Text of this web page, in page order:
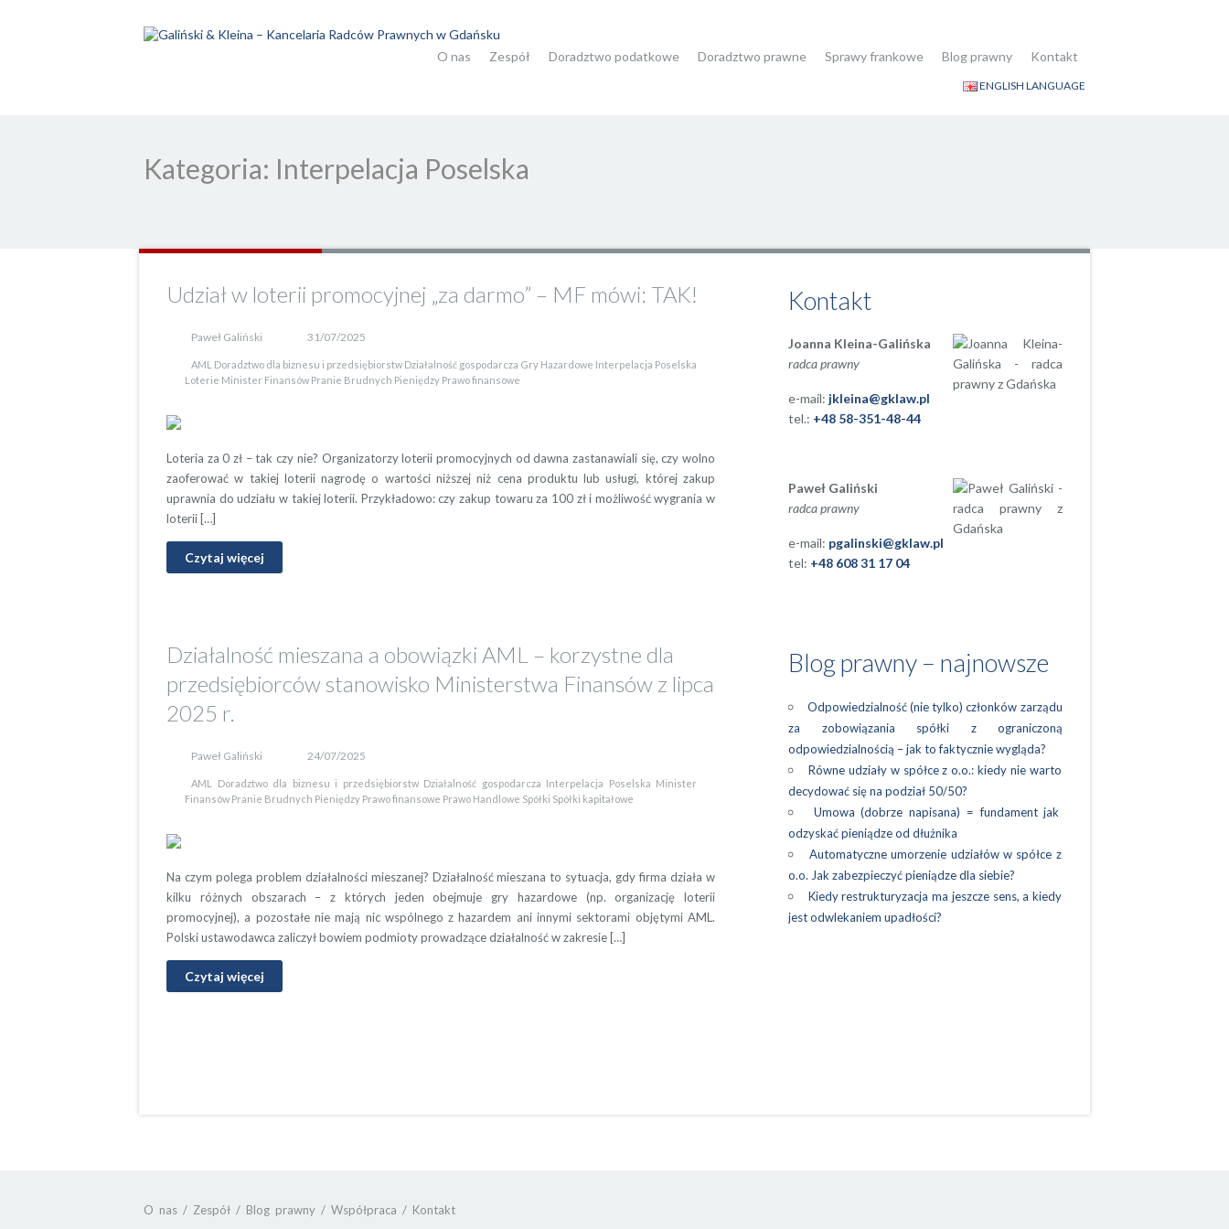
O nas Zespół Doradztwo podatkowe Doradztwo prawne Sprawy frankowe Blog prawny Kontakt
ENGLISH LANGUAGE
Kategoria: Interpelacja Poselska
Udział w loterii promocyjnej „za darmo” – MF mówi: TAK!
Paweł Galiński 31/07/2025
AML Doradztwo dla biznesu i przedsiębiorstw Działalność gospodarcza Gry Hazardowe Interpelacja Poselska
Loterie Minister Finansów Pranie Brudnych Pieniędzy Prawo finansowe
Loteria za 0 zł – tak czy nie? Organizatorzy loterii promocyjnych od dawna zastanawiali się, czy wolno
zaoferować w takiej loterii nagrodę o wartości niższej niż cena produktu lub usługi, której zakup
uprawnia do udziału w takiej loterii. Przykładowo: czy zakup towaru za 100 zł i możliwość wygrania w
loterii […]
Czytaj więcej
Działalność mieszana a obowiązki AML – korzystne dla
przedsiębiorców stanowisko Ministerstwa Finansów z lipca
2025 r.
Paweł Galiński 24/07/2025
AML Doradztwo dla biznesu i przedsiębiorstw Działalność gospodarcza Interpelacja Poselska Minister
Finansów Pranie Brudnych Pieniędzy Prawo finansowe Prawo Handlowe Spółki Spółki kapitałowe
Na czym polega problem działalności mieszanej? Działalność mieszana to sytuacja, gdy firma działa w
kilku różnych obszarach – z których jeden obejmuje gry hazardowe (np. organizację loterii
promocyjnej), a pozostałe nie mają nic wspólnego z hazardem ani innymi sektorami objętymi AML.
Polski ustawodawca zaliczył bowiem podmioty prowadzące działalność w zakresie […]
Czytaj więcej
Kontakt
Joanna Kleina-Galińska
radca prawny
e-mail: jkleina@gklaw.pl
tel.: +48 58-351-48-44
Paweł Galiński
radca prawny
e-mail: pgalinski@gklaw.pl
tel: +48 608 31 17 04
Blog prawny – najnowsze
Odpowiedzialność (nie tylko) członków zarządu
za zobowiązania spółki z ograniczoną
odpowiedzialnością – jak to faktycznie wygląda?
Równe udziały w spółce z o.o.: kiedy nie warto
decydować się na podział 50/50?
Umowa (dobrze napisana) = fundament jak
odzyskać pieniądze od dłużnika
Automatyczne umorzenie udziałów w spółce z
o.o. Jak zabezpieczyć pieniądze dla siebie?
Kiedy restrukturyzacja ma jeszcze sens, a kiedy
jest odwlekaniem upadłości?
O nas Zespół Blog prawny Współpraca Kontakt